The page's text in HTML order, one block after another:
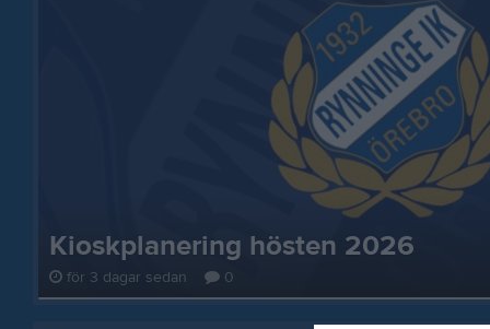
Kioskplanering hösten 2026
för 3 dagar sedan 0